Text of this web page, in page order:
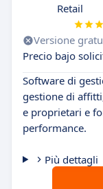
Retail
Versione
Precio bajo
Software di
gestione di
e proprietari e
performance.
Più dettagli